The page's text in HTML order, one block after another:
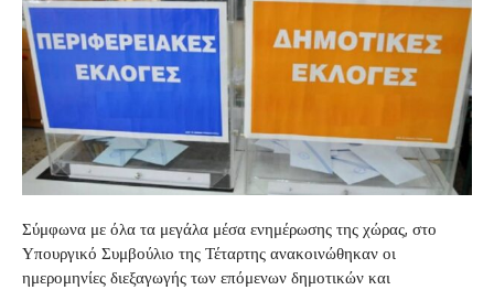
Σύμφωνα με όλα τα μεγάλα μέσα ενημέρωσης της χώρας, στο
Υπουργικό Συμβούλιο της Τέταρτης ανακοινώθηκαν οι
ημερομηνίες διεξαγωγής των επόμενων δημοτικών και